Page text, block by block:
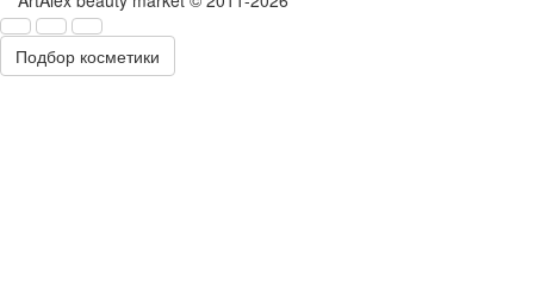
Подбор косметики